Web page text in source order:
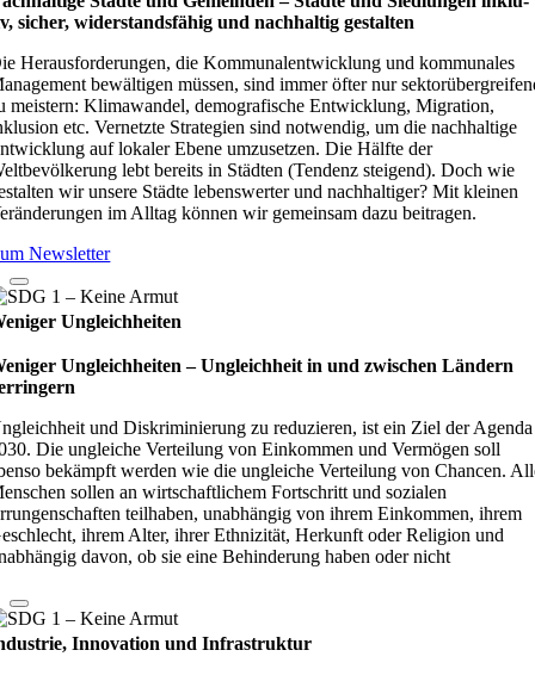
sicher, wider­stands­fä­hig und nach­hal­tig gestal­ten
Herausforderungen, die Kommunalentwicklung und kommunales
bewältigen müssen, sind immer öfter nur
meistern: Klimawandel, demografische Entwicklung, Migration,
etc. Vernetzte Strategien sind notwendig, um die nachhaltige
auf lokaler Ebene umzusetzen. Die Hälfte der
lebt bereits in Städten (Tendenz steigend). Doch wie
wir unsere Städte lebenswerter und nachhaltiger? Mit kleinen
im Alltag können wir gemeinsam dazu beitragen.
Newsletter
Ungleichheiten
Ungleichheiten – Ungleich­heit in und zwi­schen Län­dern
und Diskriminierung zu reduzieren, ist ein Ziel der Agenda
Die ungleiche Verteilung von Einkommen und Vermögen soll
bekämpft werden wie die ungleiche Verteilung von Chancen.
sollen an wirtschaftlichem Fortschritt und sozialen
teilhaben, unabhängig von ihrem Einkommen, ihrem
ihrem Alter, ihrer Ethnizität, Herkunft oder Religion und
davon, ob sie eine Behinderung haben oder nicht
Innovation und Infrastruktur